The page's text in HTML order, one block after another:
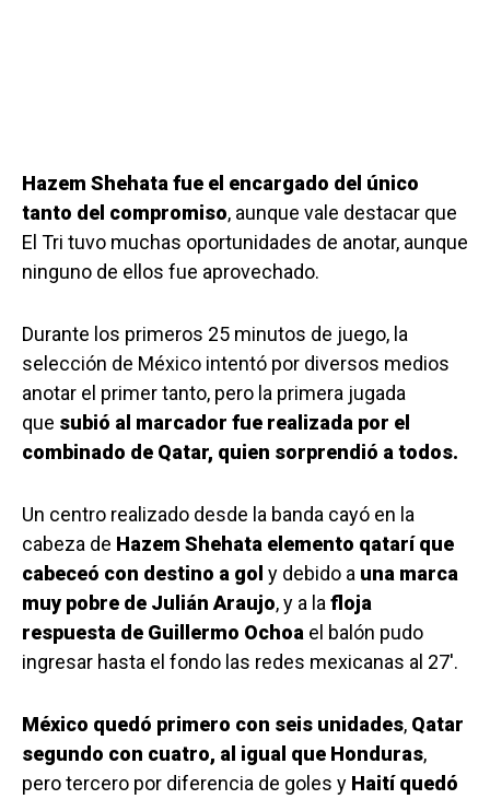
Hazem Shehata fue el encargado del único
tanto del compromiso, aunque vale destacar que
El Tri tuvo muchas oportunidades de anotar, aunque
ninguno de ellos fue aprovechado.
Durante los primeros 25 minutos de juego, la
selección de México intentó por diversos medios
anotar el primer tanto, pero la primera jugada
que subió al marcador fue realizada por el
combinado de Qatar, quien sorprendió a todos.
Un centro realizado desde la banda cayó en la
cabeza de Hazem Shehata elemento qatarí que
cabeceó con destino a gol y debido a una marca
muy pobre de Julián Araujo, y a la floja
respuesta de Guillermo Ochoa el balón pudo
ingresar hasta el fondo las redes mexicanas al 27′.
México quedó primero con seis unidades, Qatar
segundo con cuatro, al igual que Honduras,
pero tercero por diferencia de goles y Haití quedó